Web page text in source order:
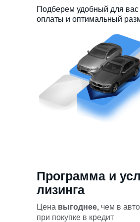
Подберем удобный для вас
оплаты и оптимальный
Программа и
лизинга
Цена выгоднее, чем в
при покупке в кредит